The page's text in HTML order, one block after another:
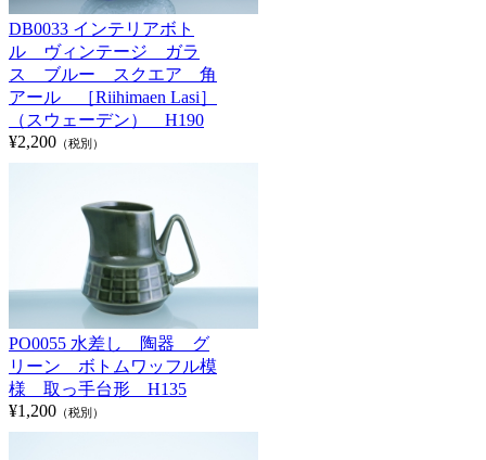
DB0033 インテリアボト
ル ヴィンテージ ガラ
ス ブルー スクエア 角
アール ［Riihimaen Lasi］
（スウェーデン） H190
¥2,200 （税別）
PO0055 水差し 陶器 グ
リーン ボトムワッフル模
様 取っ手台形 H135
¥1,200 （税別）